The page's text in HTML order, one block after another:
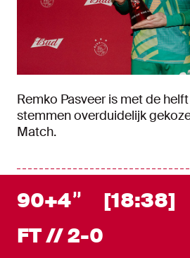
Remko Pasveer is met de
stemmen overduidelijk
Match.
90+4
[18:38]
FT // 2-0